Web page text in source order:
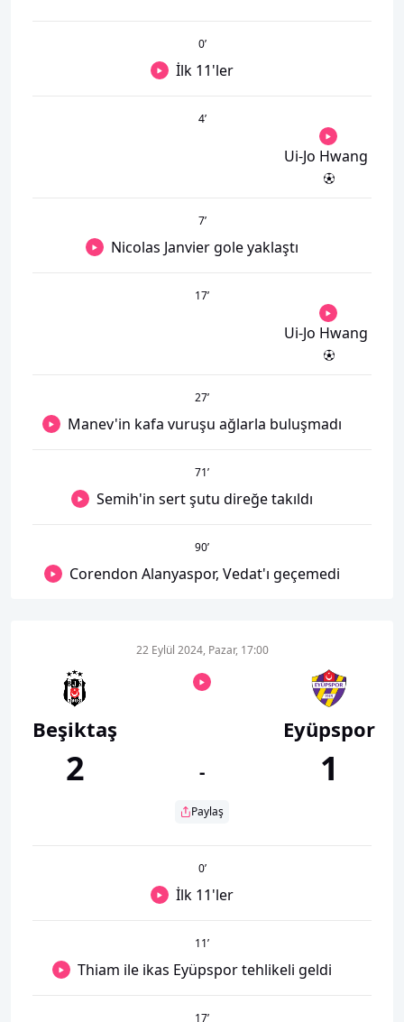
0’
İlk 11'ler
4’
Ui-Jo Hwang
7’
Nicolas Janvier gole yaklaştı
17’
Ui-Jo Hwang
27’
Manev'in kafa vuruşu ağlarla buluşmadı
71’
Semih'in sert şutu direğe takıldı
90’
Corendon Alanyaspor, Vedat'ı geçemedi
Beşiktaş
2
22 Eylül 2024, Pazar, 17:00
-
Paylaş
Eyüpspor
1
0’
İlk 11'ler
11’
Thiam ile ikas Eyüpspor tehlikeli geldi
17’